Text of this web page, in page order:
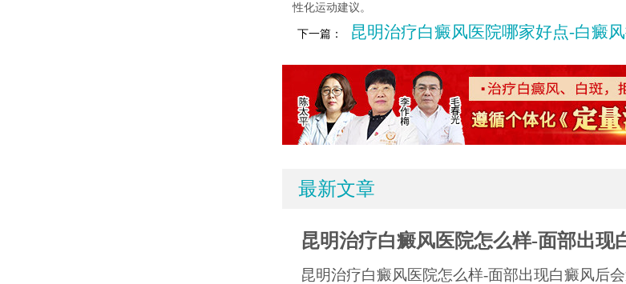
性化运动建议。
下一篇： 昆明治疗白癜风医院哪家好点-白癜
最新文章
昆明治疗白癜风医院怎么样-面部出现
昆明治疗白癜风医院怎么样-面部出现白癜风后